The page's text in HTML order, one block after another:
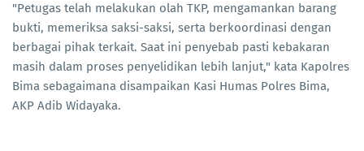
"Petugas telah melakukan olah TKP, mengamankan barang
bukti, memeriksa saksi-saksi, serta berkoordinasi dengan
berbagai pihak terkait. Saat ini penyebab pasti kebakaran
masih dalam proses penyelidikan lebih lanjut," kata Kapolres
Bima sebagaimana disampaikan Kasi Humas Polres Bima,
AKP Adib Widayaka.